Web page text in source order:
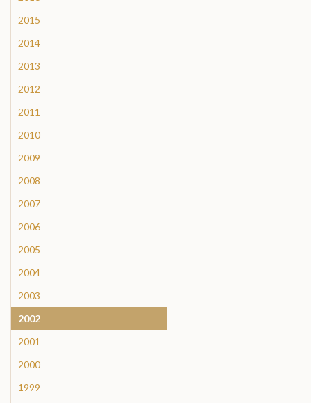
2015
2014
2013
2012
2011
2010
2009
2008
2007
2006
2005
2004
2003
2002
2001
2000
1999